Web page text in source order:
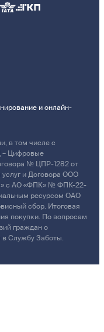
и онлайн-
в том числе с
– Цифровые
№ ЦПР-1282 от
и Договора ООО
с АО «ФПК» № ФПК-22-
ресурсом ОАО
сбор. Итоговая
покупки. По вопросам
граждан о
Службу Заботы.